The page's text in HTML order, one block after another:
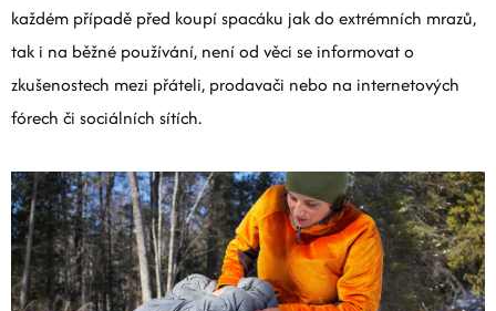
každém případě před koupí spacáku jak do extrémních mrazů,
tak i na běžné používání, není od věci se informovat o
zkušenostech mezi přáteli, prodavači nebo na internetových
fórech či sociálních sítích.